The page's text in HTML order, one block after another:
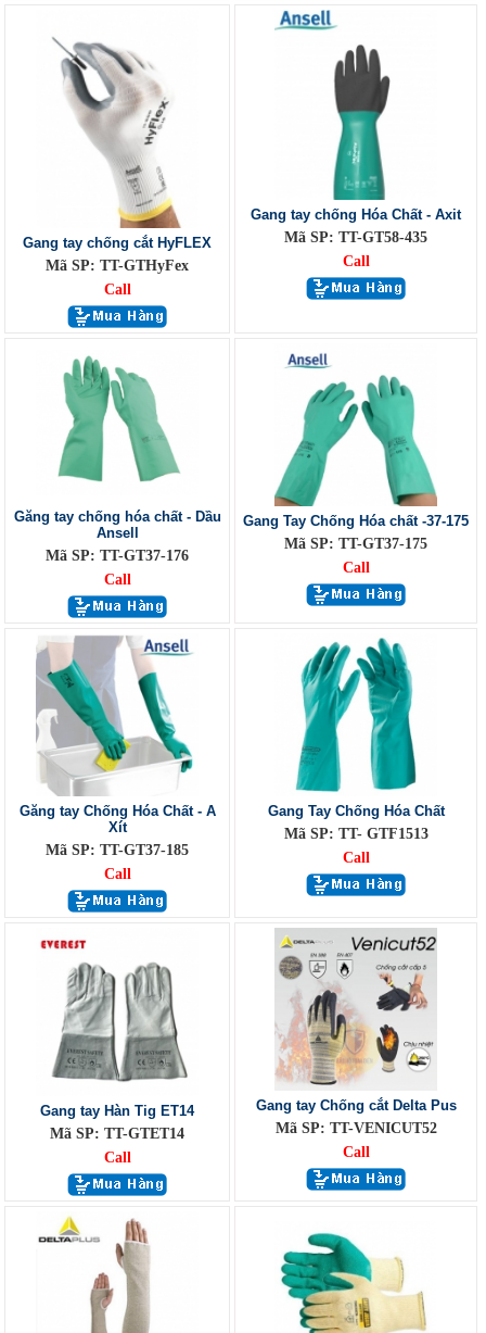
Gang tay chống cắt HyFLEX
Mã SP: TT-GTHyFex
Call
Gang tay chống Hóa Chất - Axit
Mã SP: TT-GT58-435
Call
Găng tay chống hóa chất - Dầu
Ansell
Mã SP: TT-GT37-176
Call
Gang Tay Chống Hóa chất -37-175
Mã SP: TT-GT37-175
Call
Găng tay Chống Hóa Chất - A
Xít
Mã SP: TT-GT37-185
Call
Gang Tay Chống Hóa Chất
Mã SP: TT- GTF1513
Call
Gang tay Hàn Tig ET14
Mã SP: TT-GTET14
Call
Gang tay Chống cắt Delta Pus
Mã SP: TT-VENICUT52
Call